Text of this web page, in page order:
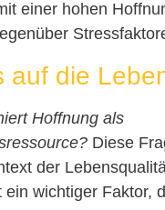
einer hohen
auf die
Hoffnung als
Diese
der
ein wichtiger Faktor,